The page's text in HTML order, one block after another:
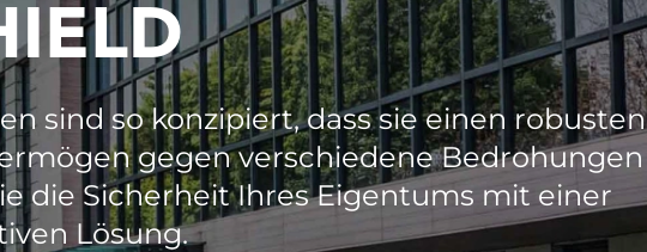
sind so konzipiert, dass sie einen robusten
gegen verschiedene Bedrohungen
die Sicherheit Ihres Eigentums mit einer
Lösung.